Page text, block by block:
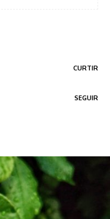
CURTIR
SEGUIR